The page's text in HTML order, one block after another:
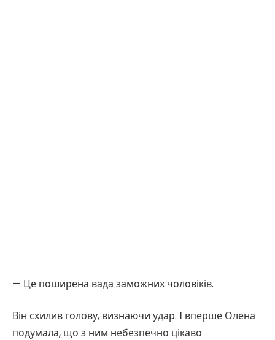
— Це поширена вада заможних чоловіків.
Він схилив голову, визнаючи удар. І вперше Олена
подумала, що з ним небезпечно цікаво